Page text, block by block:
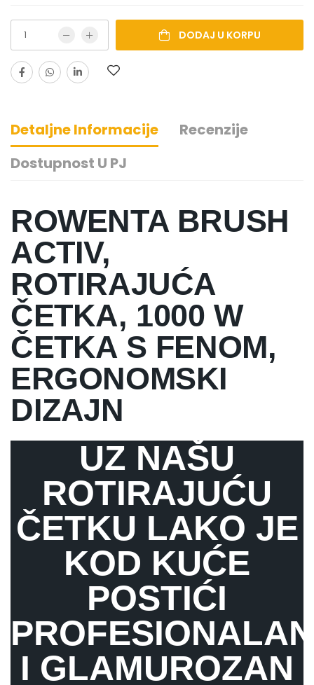
DODAJ U KORPU
Detaljne Informacije
Recenzije
Dostupnost U PJ
ROWENTA BRUSH
ACTIV,
ROTIRAJUĆA
ČETKA, 1000 W
ČETKA S FENOM,
ERGONOMSKI
DIZAJN
UZ NAŠU
ROTIRAJUĆU
ČETKU LAKO JE
KOD KUĆE
POSTIĆI
PROFESIONALAN
I GLAMUROZAN